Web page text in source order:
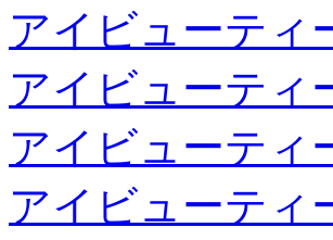
アイビューティ
アイビューティ
アイビューティ
アイビューティ